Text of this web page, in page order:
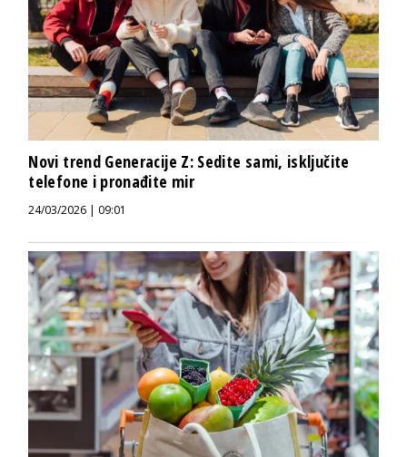
Novi trend Generacije Z: Sedite sami, isključite
telefone i pronađite mir
24/03/2026 | 09:01